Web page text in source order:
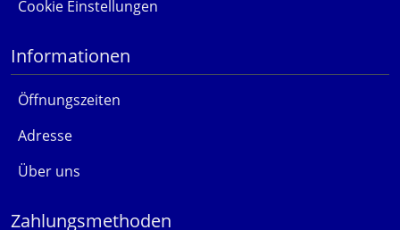
Cookie Einstellungen
Informationen
Öffnungszeiten
Adresse
Über uns
Zahlungsmethoden